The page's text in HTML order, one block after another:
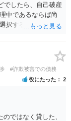
でしたら、自己破産
中であるならば尚
択する方法もある
#詐欺被害での債務
役にたった 2
ではなく貸した、